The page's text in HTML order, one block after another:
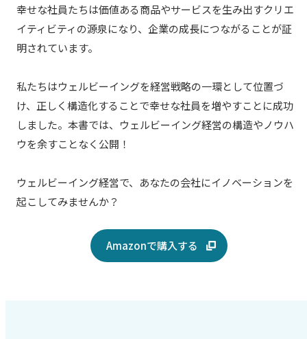
幸せな社員たちは価値ある商品やサービスを生み出すクリエ
イティビティの源泉になり、企業の成長につながることが証
明されています。
私たちはウェルビーイングを経営戦略の一環として位置づ
け、正しく構造化することで幸せな社員を増やすことに成功
しました。本書では、ウェルビーイング経営の構造やノウハ
ウを余すことなく公開！
ウェルビーイング経営で、あなたの会社にイノベーションを
起こしてみませんか？
Amazonで購入する